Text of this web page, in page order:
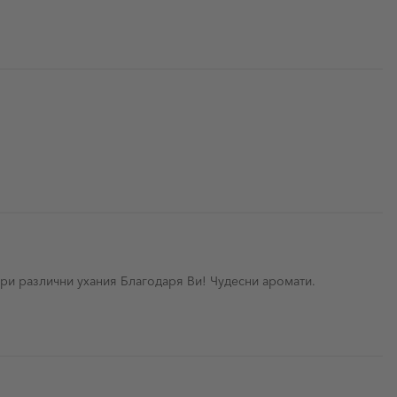
различни ухания Благодаря Ви! Чудесни аромати.